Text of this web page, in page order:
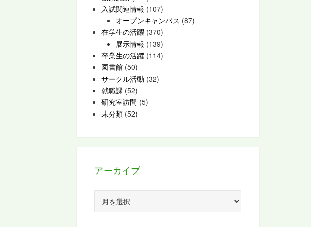
入試関連情報 (107)
オープンキャンパス (87)
在学生の活躍 (370)
展示情報 (139)
卒業生の活躍 (114)
図書館 (50)
サークル活動 (32)
就職課 (52)
研究室訪問 (5)
未分類 (52)
アーカイブ
カ